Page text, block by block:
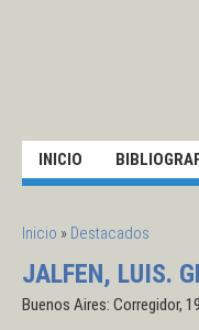
INICIO
SE ENCUENTRA USTED
Inicio » Destacados
JALFEN, LUIS.
Buenos Aires: Corregidor,